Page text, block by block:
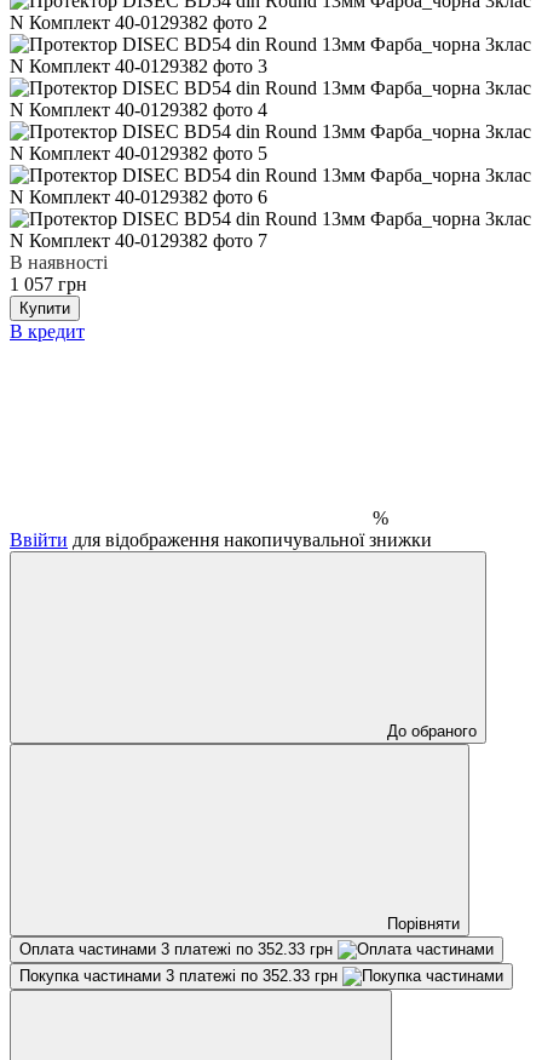
В наявності
1 057 грн
Купити
В кредит
%
Ввійти для відображення накопичувальної знижки
До обраного
Порівняти
Оплата частинами 3 платежі по 352.33 грн
Покупка частинами 3 платежі по 352.33 грн